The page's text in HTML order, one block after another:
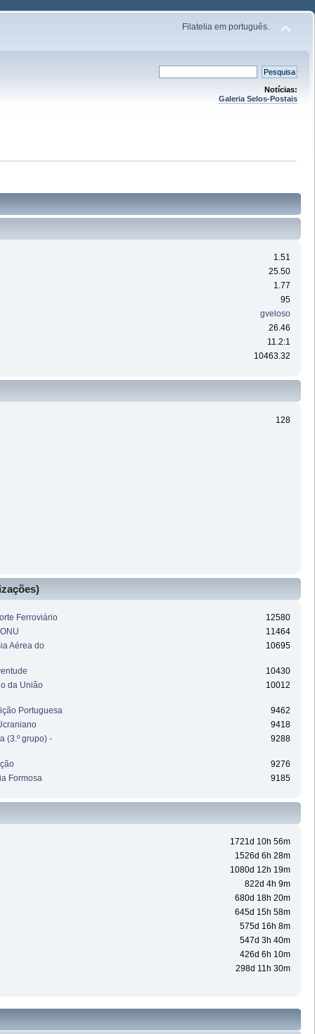
Filatelia em português.
Notícias:
Galeria Selos-Postais
1.51
25.50
1.77
95
gveloso
26.46
11.2:1
10463.32
128
Ferroviário
12580
11464
Aérea do
10695
10430
da União
10012
Portuguesa
9462
9418
(3.º grupo) -
9288
9276
Formosa
9185
1721d 10h 56m
1526d 6h 28m
1080d 12h 19m
822d 4h 9m
680d 18h 20m
645d 15h 58m
575d 16h 8m
547d 3h 40m
426d 6h 10m
298d 11h 30m